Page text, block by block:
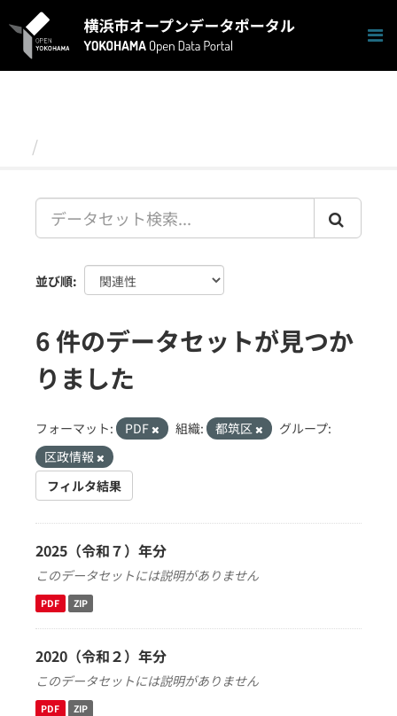
キ
並び順
6 件のデータセットが見つか
りました
フォーマット: PDF 組織: 都筑区
グループ:
区政情報
フィルタ結果
2025（令和７）年分
このデータセットには説明がありません
PDF ZIP
2020（令和２）年分
このデータセットには説明がありません
PDF ZIP